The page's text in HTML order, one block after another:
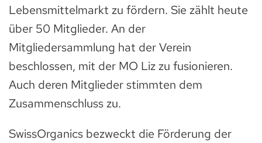
Lebensmittelmarkt zu fördern. Sie zählt heute
über 50 Mitglieder. An der
Mitgliedersammlung hat der Verein
beschlossen, mit der MO Liz zu fusionieren.
Auch deren Mitglieder stimmten dem
Zusammenschluss zu.
SwissOrganics bezweckt die Förderung der